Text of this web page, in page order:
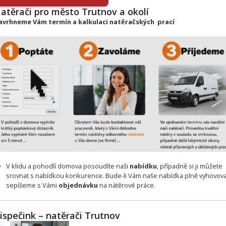
pro město Trutnov a okolí
Vám termín a kalkulaci natěračských prací
V klidu a pohodlí domova posoudíte naši nabídku, případně si ji můžete
srovnat s nabídkou konkurence. Bude-li Vám naše nabídka plně
sepíšeme s Vámi objednávku na nátěrové práce.
– natěrači Trutnov